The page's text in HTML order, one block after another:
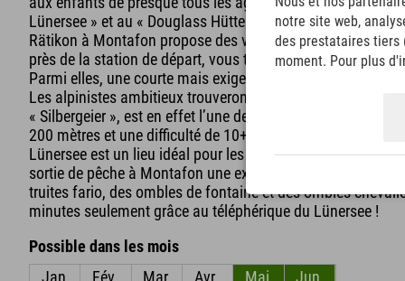
Lünersee » et au « Douglass Hütte ». Escalade au lac de
Rätikon à Montafon propose des via ferrata adaptées à
près de la station de départ, vous trouverez un petit site
Parmi elles, une courte mais exigeante via ferrata
Les alpinistes ambitieux trouveront leur bonheur sur la
« Silbergeier », est en effet l’une des via ferrata les plus
200 mètres et une difficulté de 10+. Pêche au lac de
Lünersee est un lieu idéal pour les pêcheurs amateurs. Le
sortie de pêche à Montafon une expérience inoubliable.
truites fario, des ombles de fontaine et des ombles
minutes seulement grâce au téléphérique du Lünersee !
Possible dans les mois
notre site web,
des prestataires tiers
moment. Pour plus